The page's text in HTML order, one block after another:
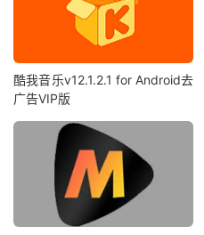
酷我音乐v12.1.2.1 for Android去
广告VIP版